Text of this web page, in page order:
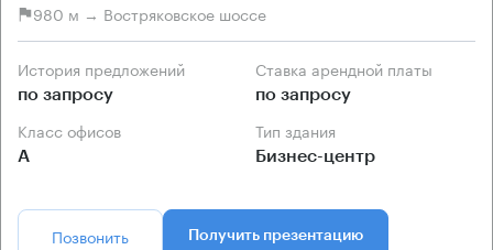
980 м → Востряковское шоссе
История предложений
по запросу
Ставка арендной платы
по запросу
Класс офисов
А
Тип здания
Бизнес-центр
Позвонить Получить презентацию